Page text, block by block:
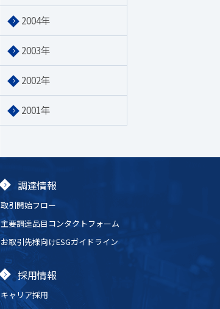
2004年
2003年
2002年
2001年
調達情報
取引開始フロー
主要調達品目コンタクトフォーム
お取引先様向けESGガイドライン
採用情報
キャリア採用